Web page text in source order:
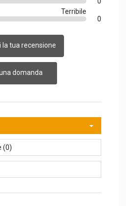
Terribile
0
la tua recensione
domanda
(0)